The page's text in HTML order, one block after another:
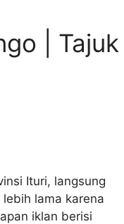
| Tajuk
Ituri, langsung
lama karena
iklan berisi